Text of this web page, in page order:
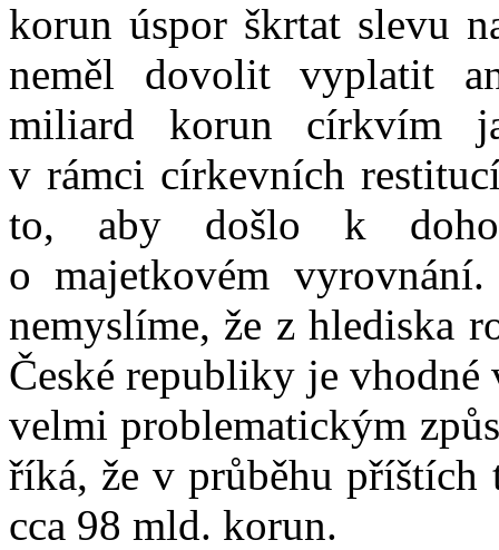
korun úspor škrtat slevu
neměl dovolit vyplatit
miliard korun církvím
v rámci církevních
to, aby došlo k
o majetkovém
nemyslíme, že z hlediska
České republiky je
velmi problematickým
říká, že v průběhu
cca 98 mld. korun.